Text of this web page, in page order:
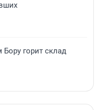
горит склад